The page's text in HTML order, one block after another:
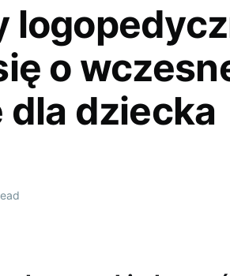
o
dziecka